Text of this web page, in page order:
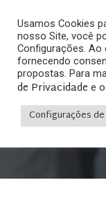
Home»Posts
Usamos Cookies
nosso Site, você
Configurações. Ao
fornecendo
propostas. Para
de Privacidade e
Configurações